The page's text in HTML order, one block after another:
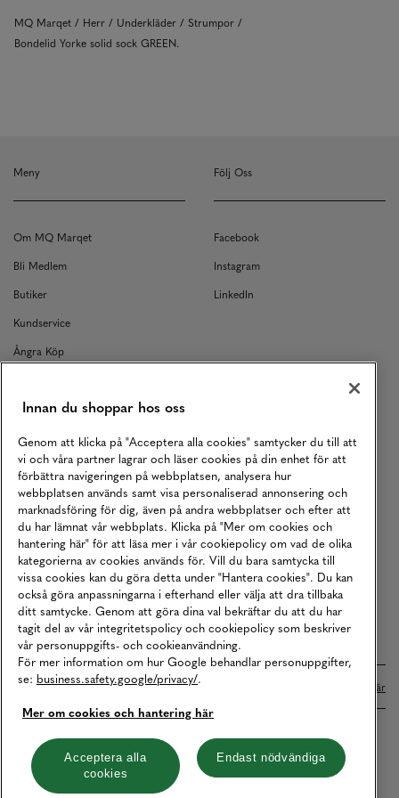
MQ Marqet Herr Underkläder
Strumpor
Bondelid Yorke solid sock GREEN.
Meny
Om MQ Marqet
Bli Medlem
Butiker
Kundservice
Ångra Köp
Returer
Köpvillkor
Karriär
Vårt Ansvar
Våra Tjänster
Press
Studentrabatt
B2B
Tillgänglighetsredogörelse
Följ Oss
Facebook
Instagram
LinkedIn
Betalningar online sköts i samarbete med Klarna. Läs mer här
Cookies Integritetspolicy
Hantera cookies
Innan du shoppar hos oss
Genom att klicka på "Acceptera alla cookies" samtycker du till att
vi och våra partner lagrar och läser cookies på din enhet för att
förbättra navigeringen på webbplatsen, analysera hur
webbplatsen används samt visa personaliserad annonsering och
marknadsföring för dig, även på andra webbplatser och efter att
du har lämnat vår webbplats. Klicka på "Mer om cookies och
hantering här" för att läsa mer i vår cookiepolicy om vad de olika
kategorierna av cookies används för. Vill du bara samtycka till
vissa cookies kan du göra detta under "Hantera cookies". Du kan
också göra anpassningarna i efterhand eller välja att dra tillbaka
ditt samtycke. Genom att göra dina val bekräftar du att du har
tagit del av vår integritetspolicy och cookiepolicy som beskriver
vår personuppgifts- och cookieanvändning.
För mer information om hur Google behandlar personuppgifter,
se: business.safety.google/privacy/.
Mer om cookies och hantering här
Acceptera alla
cookies
Endast nödvändiga